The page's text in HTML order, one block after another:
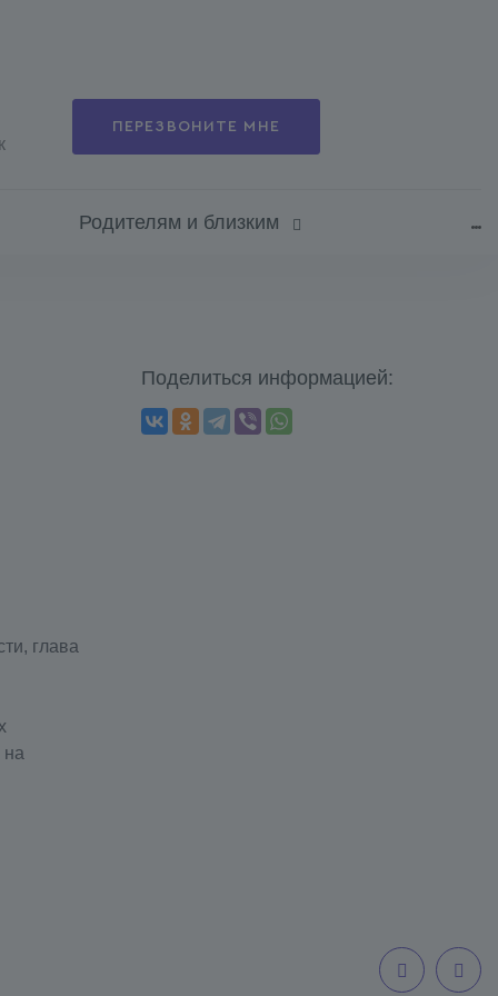
ПЕРЕЗВОНИТЕ МНЕ
Родителям и близким
Поделиться информацией:
глава
на